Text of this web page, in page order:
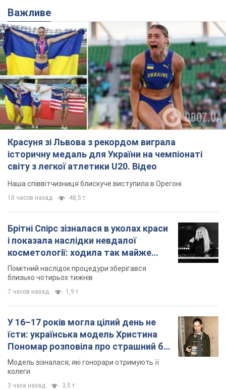
Важливе
Красуня зі Львова з рекордом виграла
історичну медаль для України на чемпіонаті
світу з легкої атлетики U20. Відео
Наша співвітчизниця блискуче виступила в Орегоні
10 часов назад 48,5 т.
Брітні Спірс зізналася в уколах краси
і показала наслідки невдалої
косметології: ходила так майже
місяць
Помітний наслідок процедури зберігався
близько чотирьох тижнів
7 часов назад 1,9 т.
У 16–17 років могла цілий день не
їсти: українська модель Христина
Пономар розповіла про страшний бік
модельної кар’єри
Модель зізналася, які гонорари отримують її
колеги
3 часа назад 3,5 т.